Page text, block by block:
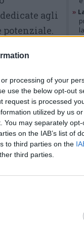
processing of your
use the below opt-out
request is processed
utilized by us
You may separately
on the IAB’s list of
to third parties on the
third parties.
agli
potenziale.
da
e Stati
delle
con
»